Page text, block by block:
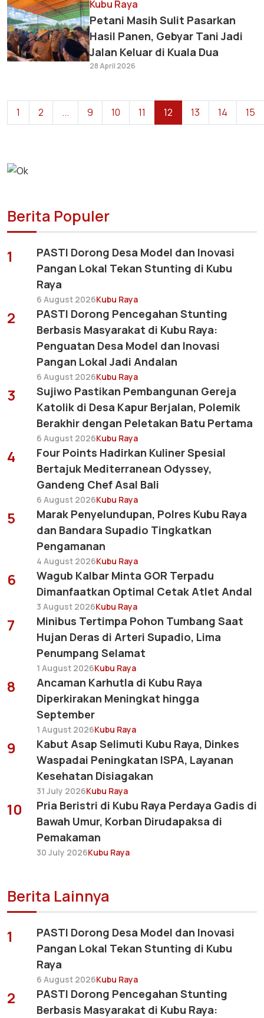
Kubu Raya
Petani Masih Sulit Pasarkan
Hasil Panen, Gebyar Tani Jadi
Jalan Keluar di Kuala Dua
28 April 2026
1 2 ... 9 10 11 12 13 14 15
Berita Populer
1
PASTI Dorong Desa Model dan Inovasi
Pangan Lokal Tekan Stunting di Kubu
Raya
6 August 2026Kubu Raya
2
PASTI Dorong Pencegahan Stunting
Berbasis Masyarakat di Kubu Raya:
Penguatan Desa Model dan Inovasi
Pangan Lokal Jadi Andalan
6 August 2026Kubu Raya
3
Sujiwo Pastikan Pembangunan Gereja
Katolik di Desa Kapur Berjalan, Polemik
Berakhir dengan Peletakan Batu Pertama
6 August 2026Kubu Raya
4
Four Points Hadirkan Kuliner Spesial
Bertajuk Mediterranean Odyssey,
Gandeng Chef Asal Bali
6 August 2026Kubu Raya
5
Marak Penyelundupan, Polres Kubu Raya
dan Bandara Supadio Tingkatkan
Pengamanan
4 August 2026Kubu Raya
6
Wagub Kalbar Minta GOR Terpadu
Dimanfaatkan Optimal Cetak Atlet Andal
3 August 2026Kubu Raya
7
Minibus Tertimpa Pohon Tumbang Saat
Hujan Deras di Arteri Supadio, Lima
Penumpang Selamat
1 August 2026Kubu Raya
8
Ancaman Karhutla di Kubu Raya
Diperkirakan Meningkat hingga
September
1 August 2026Kubu Raya
9
Kabut Asap Selimuti Kubu Raya, Dinkes
Waspadai Peningkatan ISPA, Layanan
Kesehatan Disiagakan
31 July 2026Kubu Raya
10
Pria Beristri di Kubu Raya Perdaya Gadis di
Bawah Umur, Korban Dirudapaksa di
Pemakaman
30 July 2026Kubu Raya
Berita Lainnya
1
PASTI Dorong Desa Model dan Inovasi
Pangan Lokal Tekan Stunting di Kubu
Raya
6 August 2026Kubu Raya
2
PASTI Dorong Pencegahan Stunting
Berbasis Masyarakat di Kubu Raya: